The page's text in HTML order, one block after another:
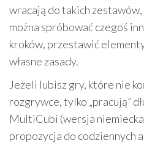
wracają do takich zestawów,
można spróbować czegoś
kroków, przestawić
własne zasady.
Jeżeli lubisz gry, które nie
rozgrywce, tylko „pracują”
MultiCubi (wersja
propozycja do codziennych